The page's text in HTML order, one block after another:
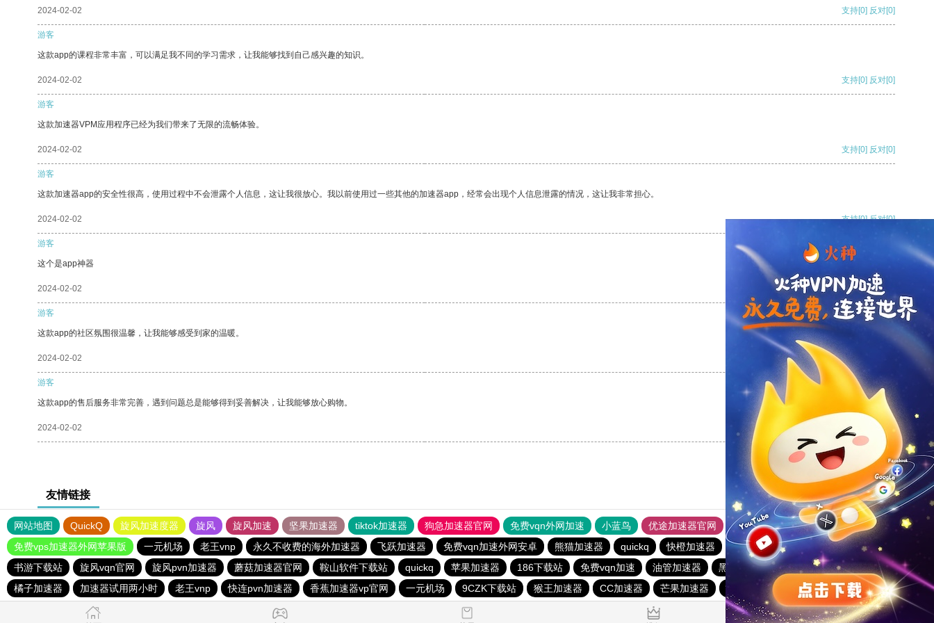
2024-02-02 支持[0] 反对[0]
游客
这款app的课程非常丰富，可以满足我不同的学习需求，让我能够找到自己感兴趣的知识。
2024-02-02 支持[0] 反对[0]
游客
这款加速器VPM应用程序已经为我们带来了无限的流畅体验。
2024-02-02 支持[0] 反对[0]
游客
这款加速器app的安全性很高，使用过程中不会泄露个人信息，这让我很放心。我以前使用过一些其他的加速器app，经常会出现个人信息泄露的情况，这让我非常担心。
2024-02-02 支持[0] 反对[0]
游客
这个是app神器
2024-02-02 支持[0] 反对
游客
这款app的社区氛围很温馨，让我能够感受到家的温暖。
2024-02-02 支持
游客
这款app的售后服务非常完善，遇到问题总是能够得到妥善解决，让我能够放心购物。
2024-02-02 支持 反对 [0]
友情链接
网站地图 QuickQ 旋风加速度器 旋风 旋风加速 坚果加速器 tiktok加速器 狗急加速器官网 免费vqn外网加速 小蓝鸟 优途加速器官网 风驰加速器 旋风加速器
八戒看书
免费vps加速器外网苹果版
一元机场 老王vnp 永久不收费的海外加速器 飞跃加速器 免费vqn加速外网安卓 熊猫加速器 quickq 快橙加速器 胜春下载站
快鸭vp加速器
书游下载站
旋风vqn官网 旋风pvn加速器 蘑菇加速器官网 鞍山软件下载站 quickq 苹果加速器 186下载站 免费vqn加速 油管加速器 黑洞加速官网
免费vp试用一小时
橘子加速器
加速器试用两小时 老王vnp 快连pvn加速器 香蕉加速器vp官网 一元机场 9CZK下载站 猴王加速器 CC加速器 芒果加速器 一元机场 快连pvn加速器